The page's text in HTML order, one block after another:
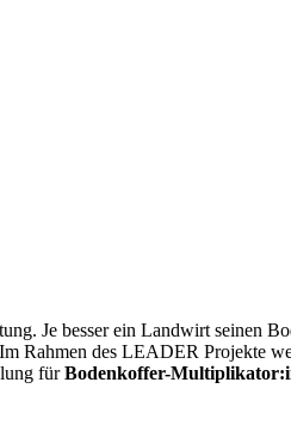
Je besser ein Landwirt seinen
Rahmen des LEADER Projekte
fürBodenkoffer-